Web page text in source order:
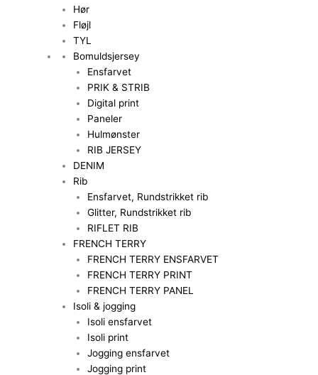
Hør
Fløjl
TYL
Bomuldsjersey
Ensfarvet
PRIK & STRIB
Digital print
Paneler
Hulmønster
RIB JERSEY
DENIM
Rib
Ensfarvet, Rundstrikket rib
Glitter, Rundstrikket rib
RIFLET RIB
FRENCH TERRY
FRENCH TERRY ENSFARVET
FRENCH TERRY PRINT
FRENCH TERRY PANEL
Isoli & jogging
Isoli ensfarvet
Isoli print
Jogging ensfarvet
Jogging print